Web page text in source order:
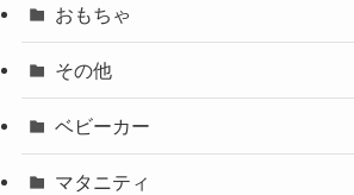
おもちゃ
その他
ベビーカー
マタニティ